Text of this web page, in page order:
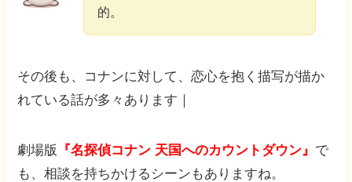
的。
その後も、コナンに対して、恋心を抱く描写が描か
れている話が多々あります｜
劇場版 『名探偵コナン 天国へのカウントダウン』 で
も、相談を持ちかけるシーンもありますね。